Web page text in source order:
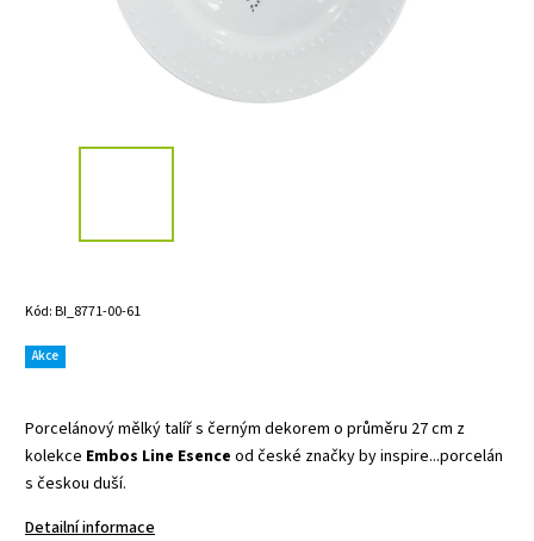
Kód:BI_8771-00-61
Akce
Porcelánový mělký talíř s černým dekorem o průměru 27 cm z
kolekce Embos Line Esence od české značky by inspire...porcelán
s českou duší.
Detailní informace